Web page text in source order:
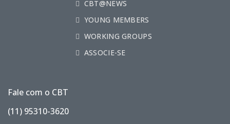
CBT@NEWS
YOUNG MEMBERS
WORKING GROUPS
ASSOCIE-SE
Fale com o CBT
(11) 95310-3620